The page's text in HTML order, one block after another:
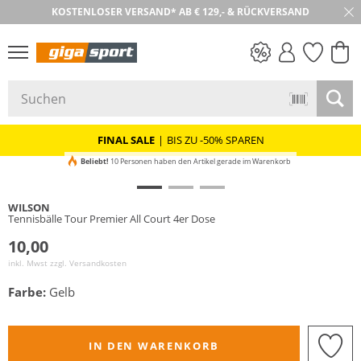
KOSTENLOSER VERSAND* AB € 129,- & RÜCKVERSAND
30 TAGE RÜCKGABE
FINAL SALE | BIS ZU -50% SPAREN
Beliebt! 10 Personen haben den Artikel gerade im Warenkorb
WILSON
Tennisbälle Tour Premier All Court 4er Dose
10,00
inkl. Mwst zzgl. Versandkosten
Farbe: Gelb
IN DEN WARENKORB